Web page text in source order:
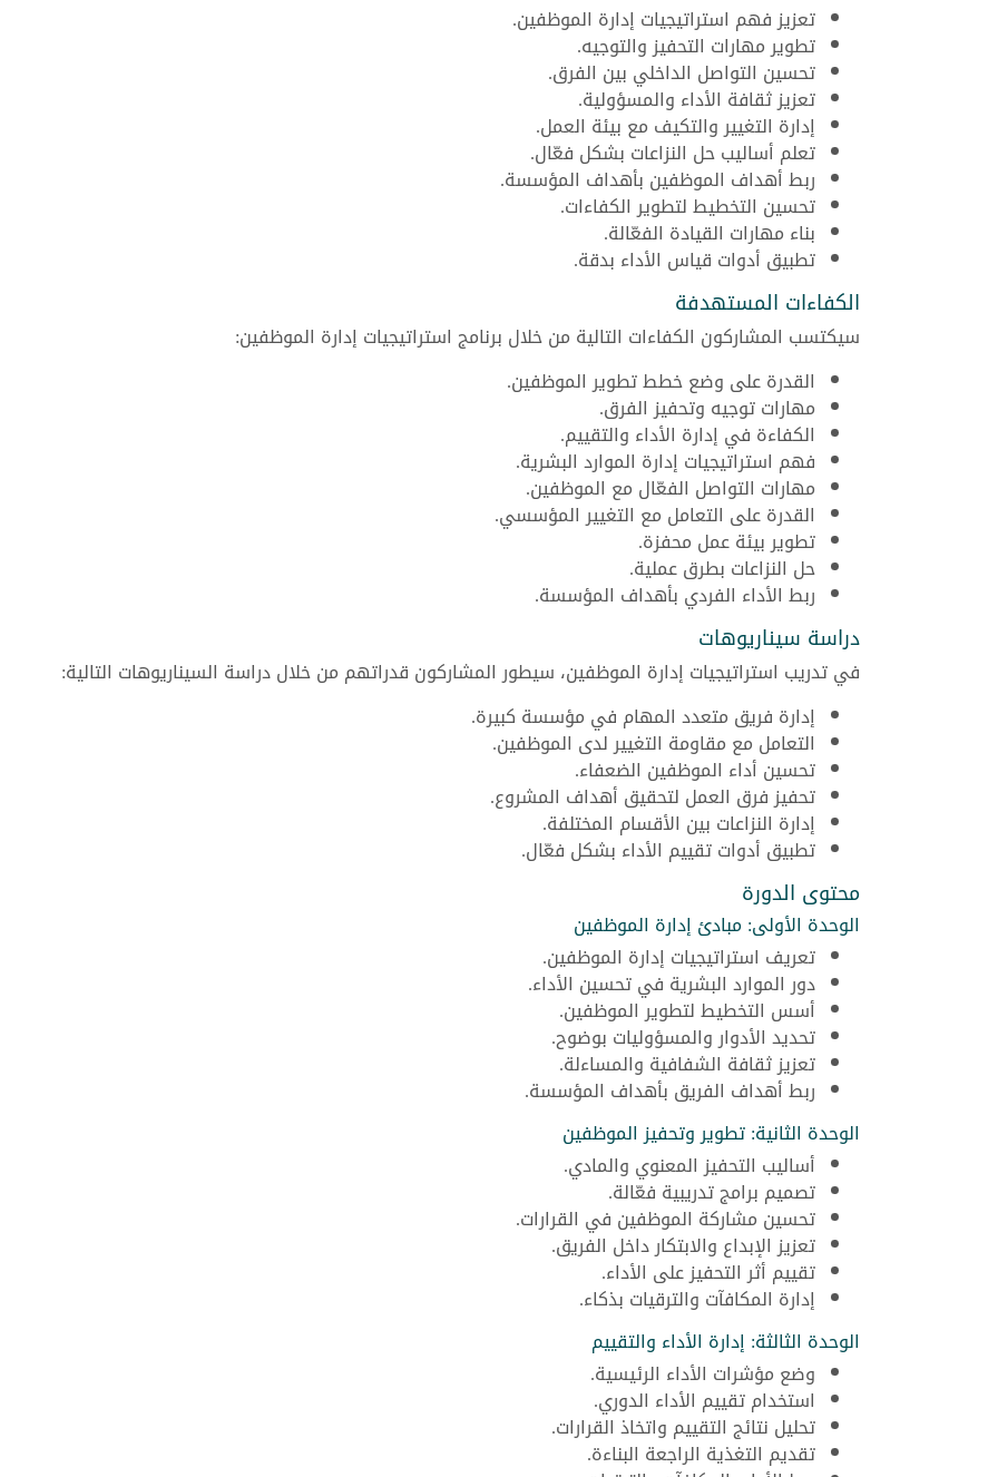
تعزيز فهم استراتيجيات إدارة الموظفين.
تطوير مهارات التحفيز والتوجيه.
تحسين التواصل الداخلي بين الفرق.
تعزيز ثقافة الأداء والمسؤولية.
إدارة التغيير والتكيف مع بيئة العمل.
تعلم أساليب حل النزاعات بشكل فعّال.
ربط أهداف الموظفين بأهداف المؤسسة.
تحسين التخطيط لتطوير الكفاءات.
بناء مهارات القيادة الفعّالة.
تطبيق أدوات قياس الأداء بدقة.
الكفاءات المستهدفة
سيكتسب المشاركون الكفاءات التالية من خلال برنامج استراتيجيات إدارة الموظفين:
القدرة على وضع خطط تطوير الموظفين.
مهارات توجيه وتحفيز الفرق.
الكفاءة في إدارة الأداء والتقييم.
فهم استراتيجيات إدارة الموارد البشرية.
مهارات التواصل الفعّال مع الموظفين.
القدرة على التعامل مع التغيير المؤسسي.
تطوير بيئة عمل محفزة.
حل النزاعات بطرق عملية.
ربط الأداء الفردي بأهداف المؤسسة.
دراسة سيناريوهات
في تدريب استراتيجيات إدارة الموظفين، سيطور المشاركون قدراتهم من خلال دراسة السيناريوهات التالية:
إدارة فريق متعدد المهام في مؤسسة كبيرة.
التعامل مع مقاومة التغيير لدى الموظفين.
تحسين أداء الموظفين الضعفاء.
تحفيز فرق العمل لتحقيق أهداف المشروع.
إدارة النزاعات بين الأقسام المختلفة.
تطبيق أدوات تقييم الأداء بشكل فعّال.
محتوى الدورة
الوحدة الأولى: مبادئ إدارة الموظفين
تعريف استراتيجيات إدارة الموظفين.
دور الموارد البشرية في تحسين الأداء.
أسس التخطيط لتطوير الموظفين.
تحديد الأدوار والمسؤوليات بوضوح.
تعزيز ثقافة الشفافية والمساءلة.
ربط أهداف الفريق بأهداف المؤسسة.
الوحدة الثانية: تطوير وتحفيز الموظفين
أساليب التحفيز المعنوي والمادي.
تصميم برامج تدريبية فعّالة.
تحسين مشاركة الموظفين في القرارات.
تعزيز الإبداع والابتكار داخل الفريق.
تقييم أثر التحفيز على الأداء.
إدارة المكافآت والترقيات بذكاء.
الوحدة الثالثة: إدارة الأداء والتقييم
وضع مؤشرات الأداء الرئيسية.
استخدام تقييم الأداء الدوري.
تحليل نتائج التقييم واتخاذ القرارات.
تقديم التغذية الراجعة البناءة.